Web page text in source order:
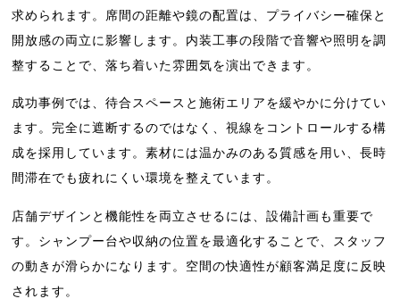
求められます。席間の距離や鏡の配置は、プライバシー確保と
開放感の両立に影響します。内装工事の段階で音響や照明を調
整することで、落ち着いた雰囲気を演出できます。
成功事例では、待合スペースと施術エリアを緩やかに分けてい
ます。完全に遮断するのではなく、視線をコントロールする構
成を採用しています。素材には温かみのある質感を用い、長時
間滞在でも疲れにくい環境を整えています。
店舗デザインと機能性を両立させるには、設備計画も重要で
す。シャンプー台や収納の位置を最適化することで、スタッフ
の動きが滑らかになります。空間の快適性が顧客満足度に反映
されます。